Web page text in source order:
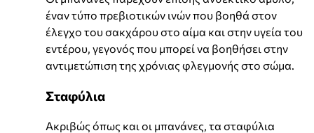
έναν τύπο πρεβιοτικών ινών που βοηθά στον
έλεγχο του σακχάρου στο αίμα και στην υγεία του
εντέρου, γεγονός που μπορεί να βοηθήσει στην
αντιμετώπιση της χρόνιας φλεγμονής στο σώμα.
Σταφύλια
Ακριβώς όπως και οι μπανάνες, τα σταφύλια